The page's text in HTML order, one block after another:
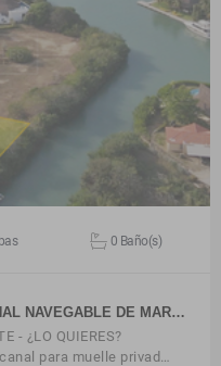
0 Baño(s)
NAVEGABLE DE MAR…
- ¿LO QUIERES?
para muelle privad…